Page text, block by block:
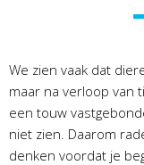
We zien vaak dat
maar na verloop van
een touw
niet zien. Daarom
denken voordat je